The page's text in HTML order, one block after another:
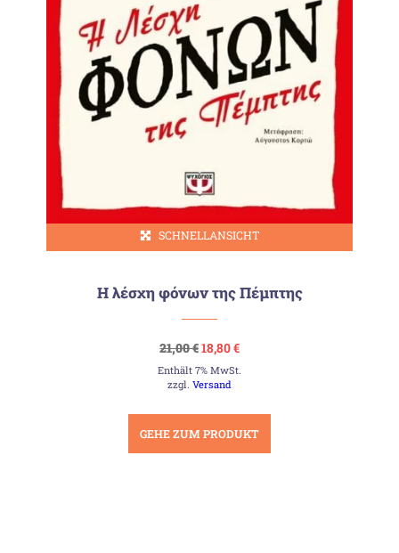
SCHNELLANSICHT
Η λέσχη φόνων της Πέμπτης
21,00€Ursprünglicher
Preis
war:
21,00 €
18,80€Aktueller
ist:
Enthält 7% MwSt.
zzgl.Versand
GEHE ZUM PRODUKT